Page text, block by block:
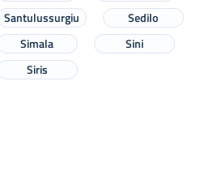
Santulussurgiu
Sedilo
Simala
Sini
Siris